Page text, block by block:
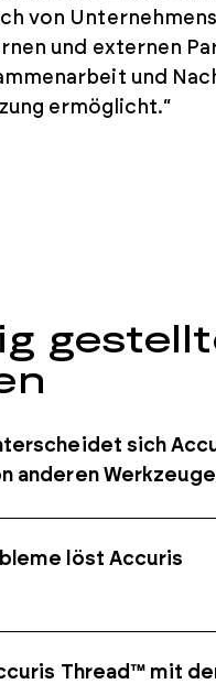
von
und externen
und
ermöglicht.“
sich
anderen
löst Accuris
Thread™ mit